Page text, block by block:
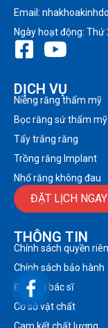
Email:
Ngày hoạt động: Thứ
DỊCH VỤ
Niềng răng thẩm mỹ
Bọc răng sứ thẩm mỹ
Tẩy trắng răng
Trồng răng Implant
Nhổ răng không đau
ĐẶT LỊCH NGAY
THÔNG TIN
Chính sách quyền
Chính sách bảo hành
Đội ngũ bác sĩ
Cơ sở vật chất